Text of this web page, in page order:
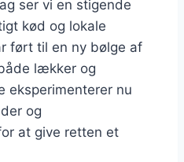
ser vi en stigende
kød og lokale
ført til en ny bølge af
lækker og
eksperimenterer nu
og
at give retten et